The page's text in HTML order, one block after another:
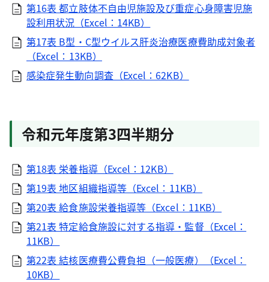
第16表 都立肢体不自由児施設及び重症心身障害児施
設利用状況（Excel：14KB）
第17表 B型・C型ウイルス肝炎治療医療費助成対象者
（Excel：13KB）
感染症発生動向調査（Excel：62KB）
令和元年度第3四半期分
第18表 栄養指導（Excel：12KB）
第19表 地区組織指導等（Excel：11KB）
第20表 給食施設栄養指導等（Excel：11KB）
第21表 特定給食施設に対する指導・監督（Excel：
11KB）
第22表 結核医療費公費負担（一般医療）（Excel：
10KB）